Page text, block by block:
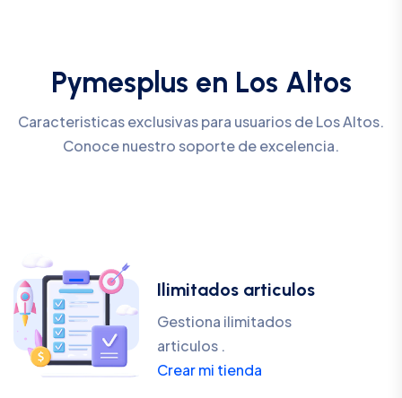
Pymesplus en Los Altos
Caracteristicas exclusivas para usuarios de Los Altos.
Conoce nuestro soporte de excelencia.
Ilimitados articulos
Gestiona ilimitados
articulos .
Crear mi tienda